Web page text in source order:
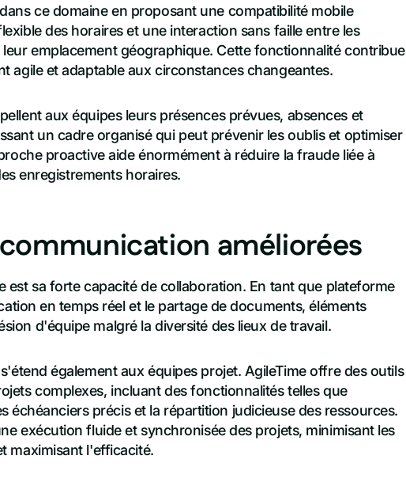
ce domaine en proposant une compatibilité mobile
des horaires et une interaction sans faille entre les
emplacement géographique. Cette fonctionnalité contribue
agile et adaptable aux circonstances changeantes.
aux équipes leurs présences prévues, absences et
un cadre organisé qui peut prévenir les oublis et optimiser
proactive aide énormément à réduire la fraude liée à
enregistrements horaires.
améliorées
est sa forte capacité de collaboration. En tant que plateforme
en temps réel et le partage de documents, éléments
d'équipe malgré la diversité des lieux de travail.
également aux équipes projet. AgileTime offre des outils
complexes, incluant des fonctionnalités telles que
échéanciers précis et la répartition judicieuse des ressources.
exécution fluide et synchronisée des projets, minimisant les
maximisant l'efficacité.